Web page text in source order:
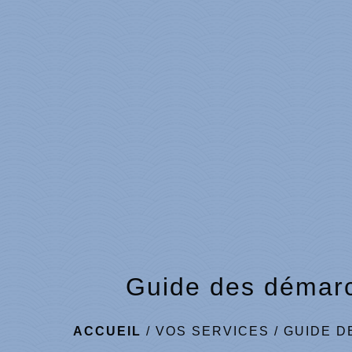
Guide des
ACCUEIL / VOS SERVICES / GUIDE